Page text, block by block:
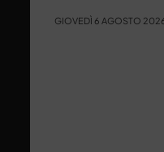
GIOVEDÌ 6 AGOSTO